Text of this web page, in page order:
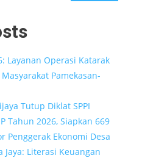
Layanan Operasi Katarak
Pamekasan-
Tutup Diklat SPPI
Tahun 2026, Siapkan 669
Penggerak Ekonomi Desa
Jaya: Literasi Keuangan